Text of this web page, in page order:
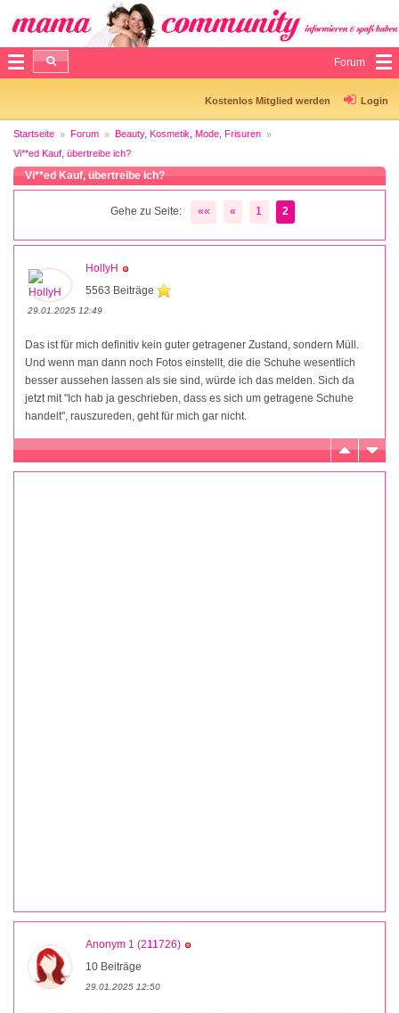
Forum
Kostenlos Mitglied werden Login
Startseite Forum
Beauty, Kosmetik, Mode, Frisuren
Vi**ed Kauf, übertreibe ich?
Vi**ed Kauf, übertreibe ich?
Gehe zu Seite: «« « 1 2
HollyH
5563 Beiträge
29.01.2025 12:49
Das ist für mich definitiv kein guter getragener Zustand, sondern Müll.
Und wenn man dann noch Fotos einstellt, die die Schuhe wesentlich
besser aussehen lassen als sie sind, würde ich das melden. Sich da
jetzt mit "Ich hab ja geschrieben, dass es sich um getragene Schuhe
handelt", rauszureden, geht für mich gar nicht.
Anonym 1 (211726)
10 Beiträge
29.01.2025 12:50